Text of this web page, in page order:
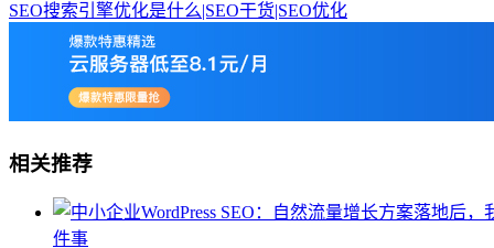
SEO搜索引擎优化是什么|SEO干货|SEO优化
相关推荐
件事